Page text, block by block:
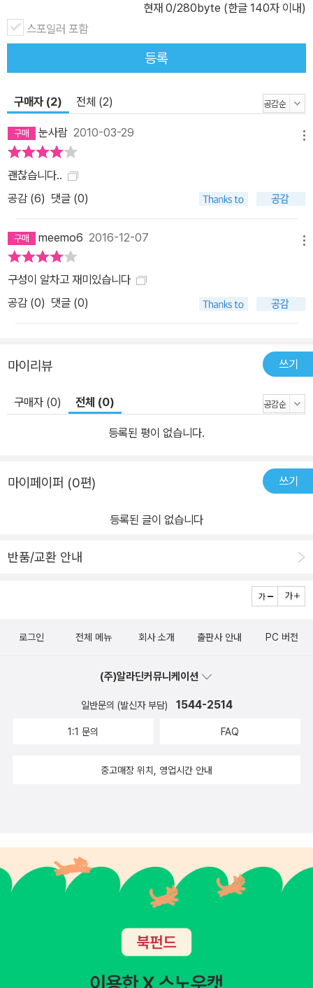
현재 0/280byte (한글 140자 이내)
스포일러 포함
등록
구매자 (2) 전체 (2)
눈사람 2010-03-29
괜찮습니다..
공감 (6) 댓글 (0)
meemo6 2016-12-07
구성이 알차고 재미있습니다
공감 (0) 댓글 (0)
마이리뷰 쓰기
구매자 (0) 전체 (0)
등록된 평이 없습니다.
마이페이퍼 (0편) 쓰기
등록된 글이 없습니다
반품/교환 안내
로그인 전체 메뉴 회사 소개 출판사 안내 PC 버전
(주)알라딘커뮤니케이션
일반문의 (발신자 부담) 1544-2514
1:1 문의 FAQ
중고매장 위치, 영업시간 안내